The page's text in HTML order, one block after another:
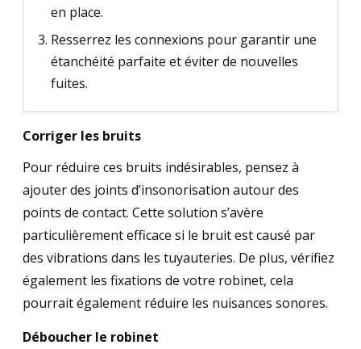
en place.
Resserrez les connexions pour garantir une
étanchéité parfaite et éviter de nouvelles
fuites.
Corriger les bruits
Pour réduire ces bruits indésirables, pensez à
ajouter des joints d’insonorisation autour des
points de contact. Cette solution s’avère
particulièrement efficace si le bruit est causé par
des vibrations dans les tuyauteries. De plus, vérifiez
également les fixations de votre robinet, cela
pourrait également réduire les nuisances sonores.
Déboucher le robinet